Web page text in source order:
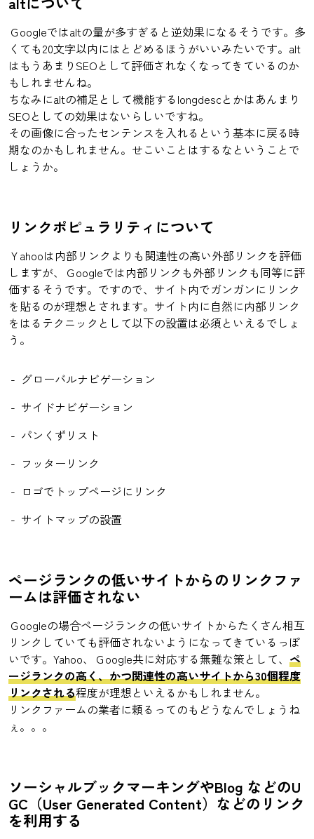
Ｇoogleではaltの量が多すぎると逆効果になるそうです。多
くても20文字以内にはとどめるほうがいいみたいです。alt
はもうあまりSEOとして評価されなくなってきているのか
もしれませんね。
ちなみにaltの補足として機能するlongdescとかはあんまり
SEOとしての効果はないらしいですね。
その画像に合ったセンテンスを入れるという基本に戻る時
期なのかもしれません。せこいことはするなということで
しょうか。
リンクポピュラリティについて
Ｙahooは内部リンクよりも関連性の高い外部リンクを評価
しますが、Ｇoogleでは内部リンクも外部リンクも同等に評
価するそうです。ですので、サイト内でガンガンにリンク
を貼るのが理想とされます。サイト内に自然に内部リンク
をはるテクニックとして以下の設置は必須といえるでしょ
う。
グローバルナビゲーション
サイドナビゲーション
パンくずリスト
フッターリンク
ロゴでトップページにリンク
サイトマップの設置
ページランクの低いサイトからのリンクファ
ームは評価されない
Ｇoogleの場合ページランクの低いサイトからたくさん相互
リンクしていても評価されないようになってきているっぽ
いです。Yahoo、Ｇoogle共に対応する無難な策として、 ペ
ージランクの高く、かつ関連性の高いサイトから30個程度
リンクされる程度が理想といえるかもしれません。
リンクファームの業者に頼るってのもどうなんでしょうね
ぇ。。。
ソーシャルブックマーキングやBlog などのU
GC（User Generated Content）などのリンク
を利用する